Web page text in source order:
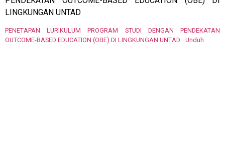
LINGKUNGAN UNTAD
PENETAPAN LURIKULUM PROGRAM STUDI DENGAN PENDEKATAN
OUTCOME-BASED EDUCATION (OBE) DI LINGKUNGAN UNTAD
Unduh